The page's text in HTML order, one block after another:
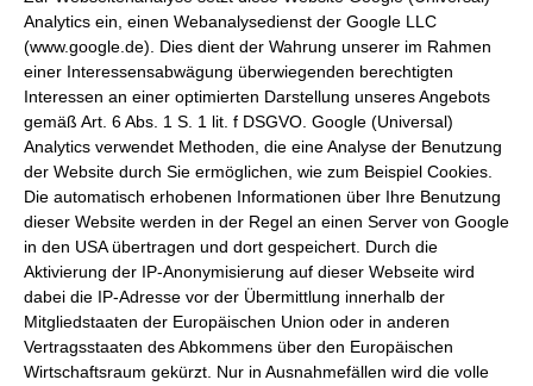
Analytics ein, einen Webanalysedienst der Google LLC
(www.google.de). Dies dient der Wahrung unserer im Rahmen
einer Interessensabwägung überwiegenden berechtigten
Interessen an einer optimierten Darstellung unseres Angebots
gemäß Art. 6 Abs. 1 S. 1 lit. f DSGVO. Google (Universal)
Analytics verwendet Methoden, die eine Analyse der Benutzung
der Website durch Sie ermöglichen, wie zum Beispiel Cookies.
Die automatisch erhobenen Informationen über Ihre Benutzung
dieser Website werden in der Regel an einen Server von Google
in den USA übertragen und dort gespeichert. Durch die
Aktivierung der IP-Anonymisierung auf dieser Webseite wird
dabei die IP-Adresse vor der Übermittlung innerhalb der
Mitgliedstaaten der Europäischen Union oder in anderen
Vertragsstaaten des Abkommens über den Europäischen
Wirtschaftsraum gekürzt. Nur in Ausnahmefällen wird die volle